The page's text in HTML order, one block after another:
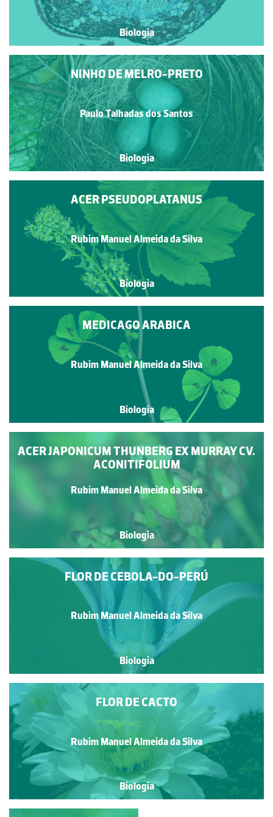
Biologia
NINHO DE MELRO-PRETO
Paulo Talhadas dos Santos
Biologia
ACER PSEUDOPLATANUS
Rubim Manuel Almeida da Silva
Biologia
MEDICAGO ARABICA
Rubim Manuel Almeida da Silva
Biologia
ACER JAPONICUM THUNBERG EX MURRAY CV.
ACONITIFOLIUM
Rubim Manuel Almeida da Silva
Biologia
FLOR DE CEBOLA-DO-PERÚ
Rubim Manuel Almeida da Silva
Biologia
FLOR DE CACTO
Rubim Manuel Almeida da Silva
Biologia